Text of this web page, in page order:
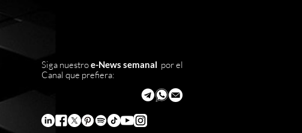
Siga nuestroe-News semanal por el
Canal que prefiera: